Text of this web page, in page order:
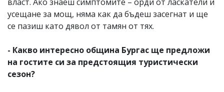
усещане за мощ, няма как да бъдеш засегнат и ще
се пазиш като дявол от тамян от тях.
- Какво интересно община Бургас ще предложи
на гостите си за предстоящия туристически
сезон?